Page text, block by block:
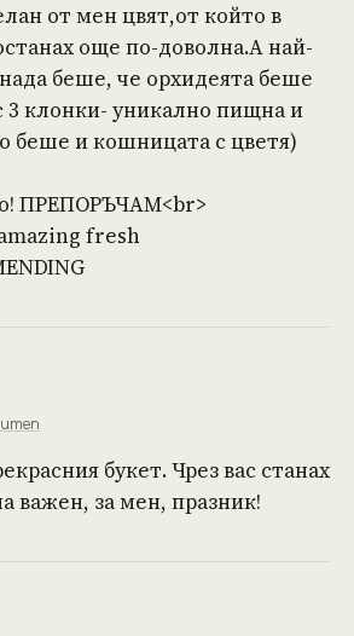
от мен цвят,от който в
още по-доволна.А най-
беше, че орхидеята беше
3 клонки- уникално пищна и
беше и кошницата с цветя)
ПРЕПОРЪЧАМ<br>
fresh
букет. Чрез вас станах
важен, за мен, празник!